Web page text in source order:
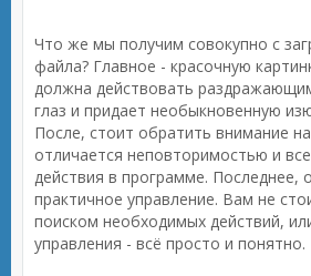
Что же мы получим совокупно с
файла? Главное - красочную
должна действовать
глаз и придает необыкновенную
После, стоит обратить внимание
отличается неповторимостью и
действия в программе. Последнее,
практичное управление. Вам не
поиском необходимых действий,
управления - всё просто и понятно.